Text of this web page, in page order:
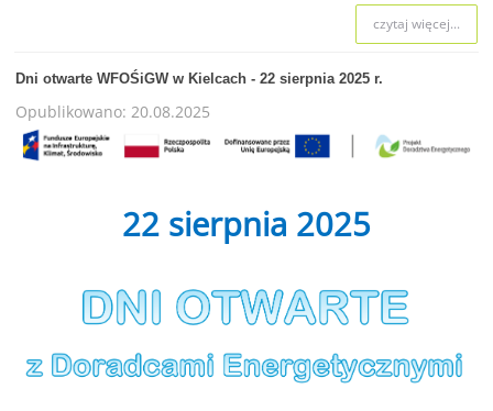
czytaj więcej...
Dni otwarte WFOŚiGW w Kielcach - 22 sierpnia 2025 r.
Opublikowano: 20.08.2025
22 sierpnia 2025